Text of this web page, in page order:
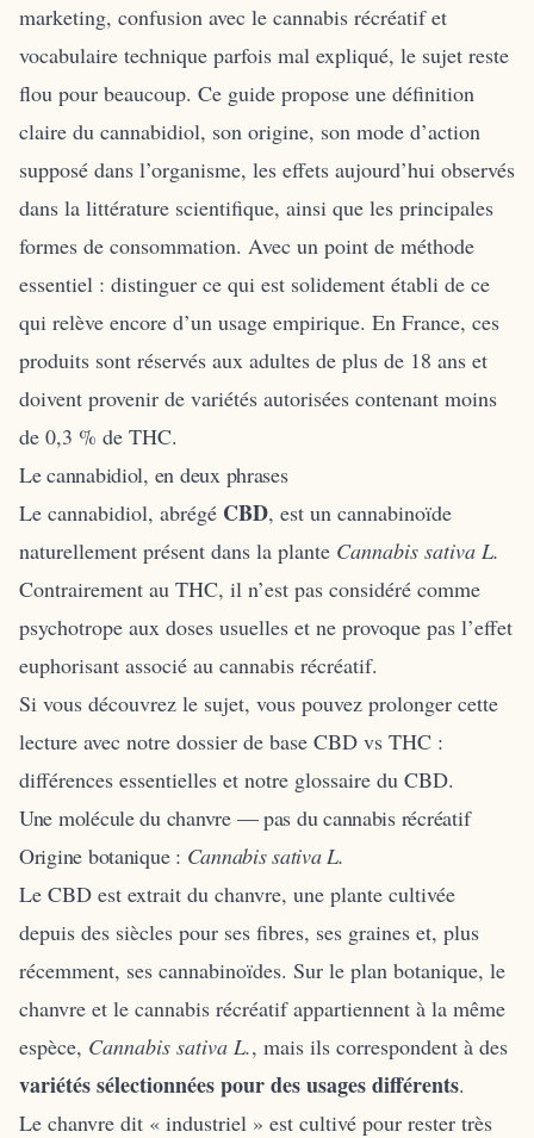
marketing, confusion avec le cannabis récréatif et
vocabulaire technique parfois mal expliqué, le sujet reste
flou pour beaucoup. Ce guide propose une définition
claire du cannabidiol, son origine, son mode d’action
supposé dans l’organisme, les effets aujourd’hui observés
dans la littérature scientifique, ainsi que les principales
formes de consommation. Avec un point de méthode
essentiel : distinguer ce qui est solidement établi de ce
qui relève encore d’un usage empirique. En France, ces
produits sont réservés aux adultes de plus de 18 ans et
doivent provenir de variétés autorisées contenant moins
de 0,3 % de THC.
Le cannabidiol, en deux phrases
Le cannabidiol, abrégé CBD, est un cannabinoïde
naturellement présent dans la plante Cannabis sativa L.
Contrairement au THC, il n’est pas considéré comme
psychotrope aux doses usuelles et ne provoque pas l’effet
euphorisant associé au cannabis récréatif.
Si vous découvrez le sujet, vous pouvez prolonger cette
lecture avec notre dossier de base CBD vs THC :
différences essentielles et notre glossaire du CBD.
Une molécule du chanvre — pas du cannabis récréatif
Origine botanique : Cannabis sativa L.
Le CBD est extrait du chanvre, une plante cultivée
depuis des siècles pour ses fibres, ses graines et, plus
récemment, ses cannabinoïdes. Sur le plan botanique, le
chanvre et le cannabis récréatif appartiennent à la même
espèce, Cannabis sativa L., mais ils correspondent à des
variétés sélectionnées pour des usages différents.
Le chanvre dit « industriel » est cultivé pour rester très